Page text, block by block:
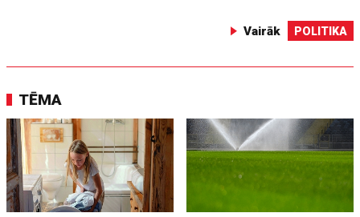
Vairāk POLITIKA
TĒMA